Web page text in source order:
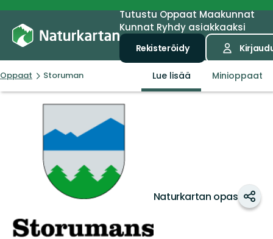
TutustuOppaatMaakunnat
Kunnat Ryhdy asiakkaaksi
Rekisteröidy
Oppaat Storuman Lue lisää Minioppaat
Naturkartan opas Jaa